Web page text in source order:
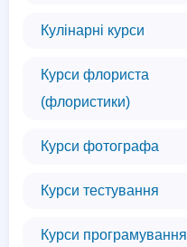
Кулінарні курси
Курси флориста
(флористики)
Курси фотографа
Курси тестування
Курси програмування